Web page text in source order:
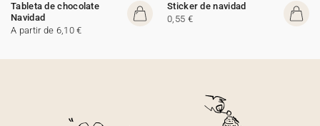
Tableta de chocolate
Navidad
A partir de 6,10 €
Sticker de navidad
0,55 €